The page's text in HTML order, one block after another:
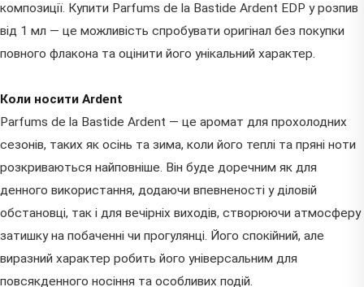
композиції. Купити Parfums de la Bastide Ardent EDP у розпив
від 1 мл — це можливість спробувати оригінал без покупки
повного флакона та оцінити його унікальний характер.
Коли носити Ardent
Parfums de la Bastide Ardent — це аромат для прохолодних
сезонів, таких як осінь та зима, коли його теплі та пряні ноти
розкриваються найповніше. Він буде доречним як для
денного використання, додаючи впевненості у діловій
обстановці, так і для вечірніх виходів, створюючи атмосферу
затишку на побаченні чи прогулянці. Його спокійний, але
виразний характер робить його універсальним для
повсякденного носіння та особливих подій.